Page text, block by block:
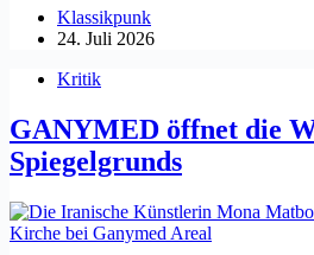
Klassikpunk
24. Juli 2026
Kritik
GANYMED öffnet die
Spiegelgrunds